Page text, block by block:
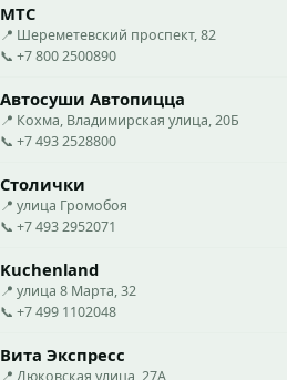
МТС
📍 Шереметевский проспект, 82
📞 +7 800 2500890
Автосуши Автопицца
📍 Кохма, Владимирская улица, 20Б
📞 +7 493 2528800
Столички
📍 улица Громобоя
📞 +7 493 2952071
Kuchenland
📍 улица 8 Марта, 32
📞 +7 499 1102048
Вита Экспресс
📍 Дюковская улица, 27А